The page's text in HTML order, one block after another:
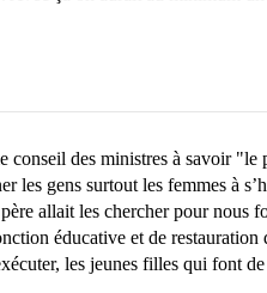
des ministres à savoir
gens surtout les femmes à
allait les chercher pour nous
éducative et de
les jeunes filles qui font